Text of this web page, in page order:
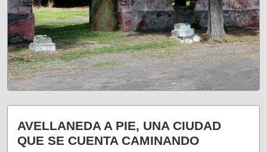
¿LO VISITARÍAS?
AVELLANEDA A PIE, UNA CIUDAD
QUE SE CUENTA CAMINANDO